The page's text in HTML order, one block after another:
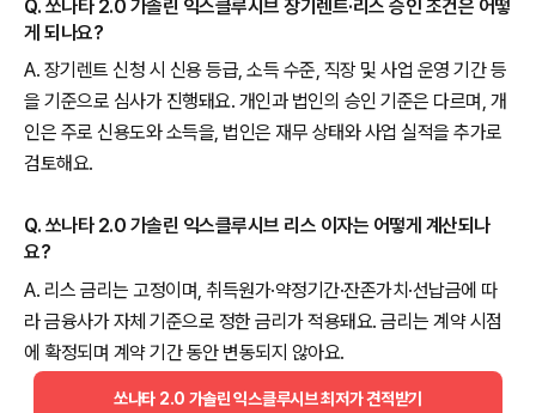
Q. 쏘나타 2.0 가솔린 익스클루시브 장기렌트·리스 승인 조건은 어떻
게 되나요?
A. 장기렌트 신청 시 신용 등급, 소득 수준, 직장 및 사업 운영 기간 등
을 기준으로 심사가 진행돼요. 개인과 법인의 승인 기준은 다르며, 개
인은 주로 신용도와 소득을, 법인은 재무 상태와 사업 실적을 추가로
검토해요.
Q. 쏘나타 2.0 가솔린 익스클루시브 리스 이자는 어떻게 계산되나
요?
A. 리스 금리는 고정이며, 취득원가·약정기간·잔존가치·선납금에 따
라 금융사가 자체 기준으로 정한 금리가 적용돼요. 금리는 계약 시점
에 확정되며 계약 기간 동안 변동되지 않아요.
쏘나타 2.0 가솔린 익스클루시브 최저가 견적받기